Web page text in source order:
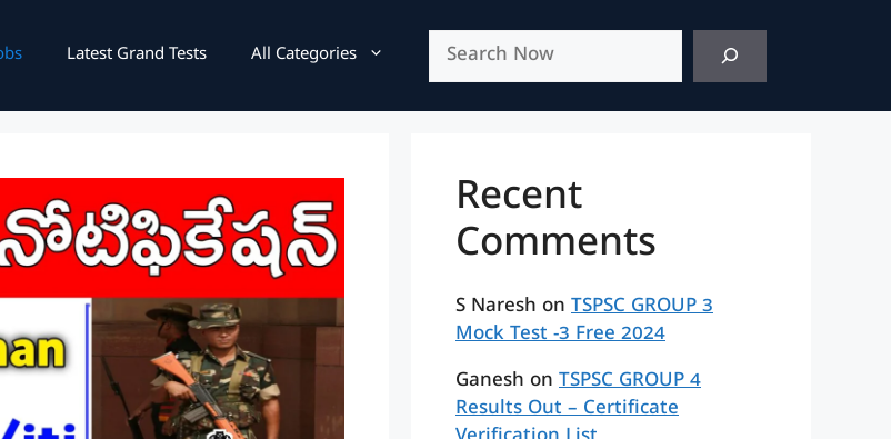
Latest Grand Tests All Categories
Search
Recent
Comments
S Naresh on TSPSC GROUP 3
Mock Test -3 Free 2024
Ganesh on TSPSC GROUP 4
Results Out – Certificate